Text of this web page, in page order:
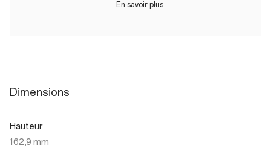
En savoir plus
Dimensions
Hauteur
162,9 mm